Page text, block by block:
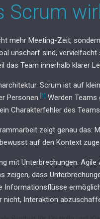
Scrum
mehr Meeting-Zeit,
unscharf sind,
das Team innerhalb klarer
Scrum ist auf
Personen. [1] Werden Teams
Charakterfehler des
zeigt genau das:
auf den Kontext
mit Unterbrechungen.
zeigen, dass
Informationsflüsse
nicht, Interaktion